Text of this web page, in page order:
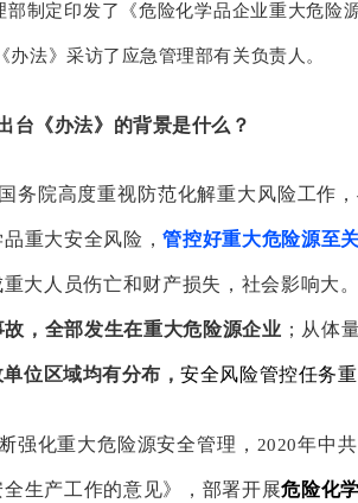
部制定印发了《危险化学品企业重大危险
办法》采访了应急管理部有关负责人。
台《办法》的背景是什么？
务院高度重视防范化解重大风险工作，
品重大安全风险，管控好重大危险源至
大人员伤亡和财产损失，社会影响大
故，全部发生在重大危险源企业 ；从体
位区域均有分布，安全风险管控任务
强化重大危险源安全管理， 2020年中
生产工作的意见》，部署开展危险化